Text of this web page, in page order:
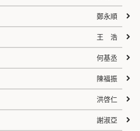
鄭永順
王 浩
何基丞
陳福振
洪啓仁
謝淑亞